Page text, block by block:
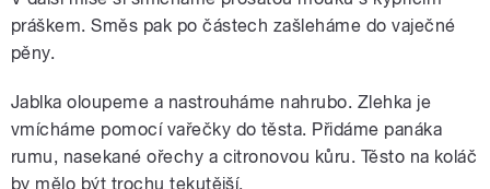
práškem. Směs pak po částech zašleháme do vaječné
pěny.
Jablka oloupeme a nastrouháme nahrubo. Zlehka je
vmícháme pomocí vařečky do těsta. Přidáme panáka
rumu, nasekané ořechy a citronovou kůru. Těsto na koláč
by mělo být trochu tekutější.